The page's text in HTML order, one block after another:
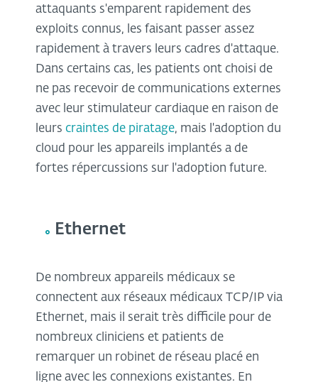
attaquants s'emparent rapidement des
exploits connus, les faisant passer assez
rapidement à travers leurs cadres d'attaque.
Dans certains cas, les patients ont choisi de
ne pas recevoir de communications externes
avec leur stimulateur cardiaque en raison de
leurs craintes de piratage, mais l'adoption du
cloud pour les appareils implantés a de
fortes répercussions sur l'adoption future.
Ethernet
De nombreux appareils médicaux se
connectent aux réseaux médicaux TCP/IP via
Ethernet, mais il serait très difficile pour de
nombreux cliniciens et patients de
remarquer un robinet de réseau placé en
ligne avec les connexions existantes. En